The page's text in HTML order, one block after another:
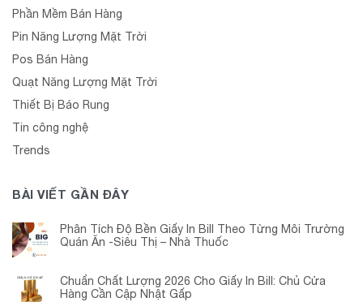
Phần Mềm Bán Hàng
Pin Năng Lượng Mặt Trời
Pos Bán Hàng
Quạt Năng Lượng Mặt Trời
Thiết Bị Báo Rung
Tin công nghệ
Trends
BÀI VIẾT GẦN ĐÂY
Phân Tích Độ Bền Giấy In Bill Theo Từng Môi Trường
Quán Ăn -Siêu Thị – Nhà Thuốc
Chuẩn Chất Lượng 2026 Cho Giấy In Bill: Chủ Cửa
Hàng Cần Cập Nhật Gấp